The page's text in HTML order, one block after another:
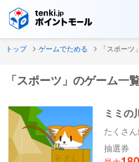
トップ ゲームでためる 「スポー
「スポーツ」のゲーム一
ミミの
たくさ
抽選券